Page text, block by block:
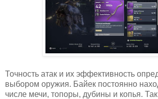
Точность атак и их эффективность
выбором оружия. Байек постоянно
числе мечи, топоры, дубины и копья.